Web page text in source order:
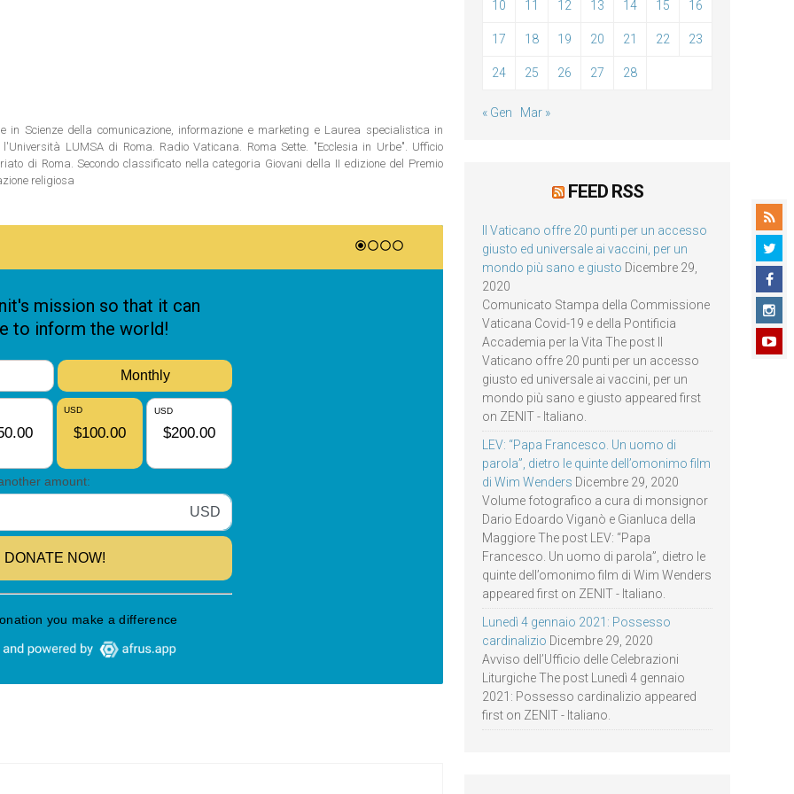
in Scienze della comunicazione, informazione e marketing e Laurea specialistica in
LUMSA di Roma. Radio Vaticana. Roma Sette. "Ecclesia in Urbe". Ufficio
di Roma. Secondo classificato nella categoria Giovani della II edizione del Premio
religiosa
10 11 12 13 14 15 16
17 18 19 20 21 22 23
24 25 26 27 28
« Gen Mar »
FEED RSS
Il Vaticano offre 20 punti per un accesso
giusto ed universale ai vaccini, per un
mondo più sano e giusto Dicembre 29,
2020
Comunicato Stampa della Commissione
Vaticana Covid-19 e della Pontificia
Accademia per la Vita The post Il
Vaticano offre 20 punti per un accesso
giusto ed universale ai vaccini, per un
mondo più sano e giusto appeared first
on ZENIT - Italiano.
LEV: “Papa Francesco. Un uomo di
parola”, dietro le quinte dell’omonimo film
di Wim Wenders Dicembre 29, 2020
Volume fotografico a cura di monsignor
Dario Edoardo Viganò e Gianluca della
Maggiore The post LEV: “Papa
Francesco. Un uomo di parola”, dietro le
quinte dell’omonimo film di Wim Wenders
appeared first on ZENIT - Italiano.
Lunedì 4 gennaio 2021: Possesso
cardinalizio Dicembre 29, 2020
Avviso dell’Ufficio delle Celebrazioni
Liturgiche The post Lunedì 4 gennaio
2021: Possesso cardinalizio appeared
first on ZENIT - Italiano.